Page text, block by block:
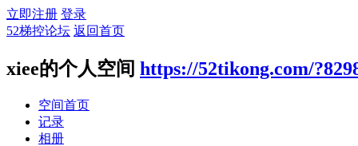
立即注册 登录
52梯控论坛 返回首页
xiee的个人空间 https://52tikong.com/
空间首页
记录
相册